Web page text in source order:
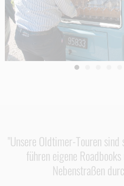
"Unsere Oldtimer-Touren
führen eigene
Nebenstraßen